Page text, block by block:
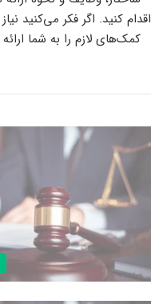
اقدام کنید. اگر فکر می‌کنید
کمک‌های لازم را به شما